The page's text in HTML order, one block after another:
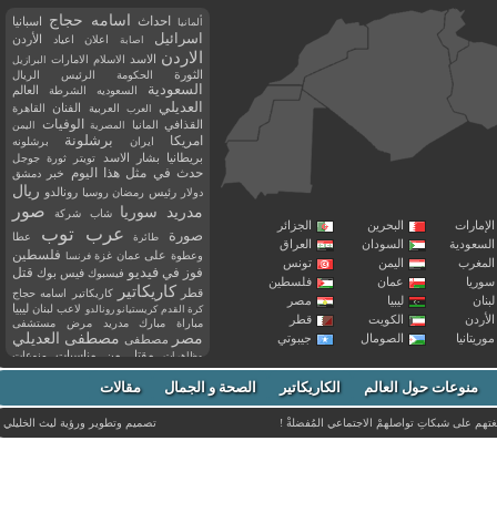
البحرين
الجزائر
السودان
العراق
اليمن
تونس
عمان
فلسطين
ليبيا
مصر
الكويت
قطر
الصومال جيبوتي
ألمانيا احداث اسامه حجاج اسبانيا
اسرائيل اصابة اعلان اعياد الأردن
الاردن الاسد الاسلام الامارات البرازيل
الثورة الحكومة الرئيس الريال
السعودية السعوديه الشرطة العالم
العديلي العرب العربية الفنان القاهرة
القذافي المانيا المصرية الوفيات اليمن
امريكا ايران برشلونة برشلونه
بريطانيا بشار الاسد تويتر ثورة جوجل
حدث في مثل هذا اليوم خبر دمشق
دولار رئيس رمضان روسيا رونالدو ريال
مدريد
سوريا شاب شركة صور
صورة طائرة عرب توب
عطا
وعطوة على عمان غزة فرنسا فلسطين
فوز في فيديو فيسبوك فيس بوك قتل
قطر كاريكاتير كاريكاتير اسامه حجاج
كرة القدم كريستيانو رونالدو لاعب لبنان ليبيا
مباراة مبارك مدريد مرض مستشفى
مصر مصطفى مصطفى العديلي
مظاهرات مقتل من مناسبات
منوعات
مواليد
موت ميسي ميلان نادي نشر
وفاة وفيات يوتيوب منوعات حول العالم الكاريكاتير الصحة و الجمال مقالات
على شبكاتِ تواصلهمْ الاجتماعي المُفضلةْ ! تصميم وتطوير ورؤيةليث الخليلي